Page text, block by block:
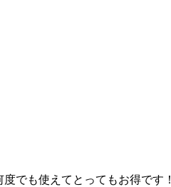
でも使えてとってもお得です！